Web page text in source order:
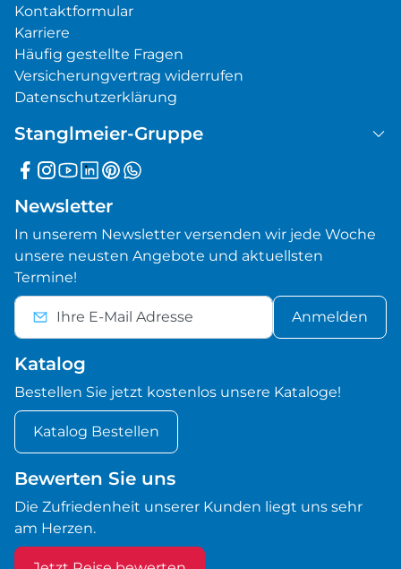
Kontaktformular
Karriere
Häufig gestellte Fragen
Versicherungvertrag widerrufen
Datenschutzerklärung
Stanglmeier-Gruppe
Newsletter
In unserem Newsletter versenden wir jede Woche
unsere neusten Angebote und aktuellsten
Termine!
Anmelden
Katalog
Bestellen Sie jetzt kostenlos unsere Kataloge!
Katalog Bestellen
Bewerten Sie uns
Die Zufriedenheit unserer Kunden liegt uns sehr
am Herzen.